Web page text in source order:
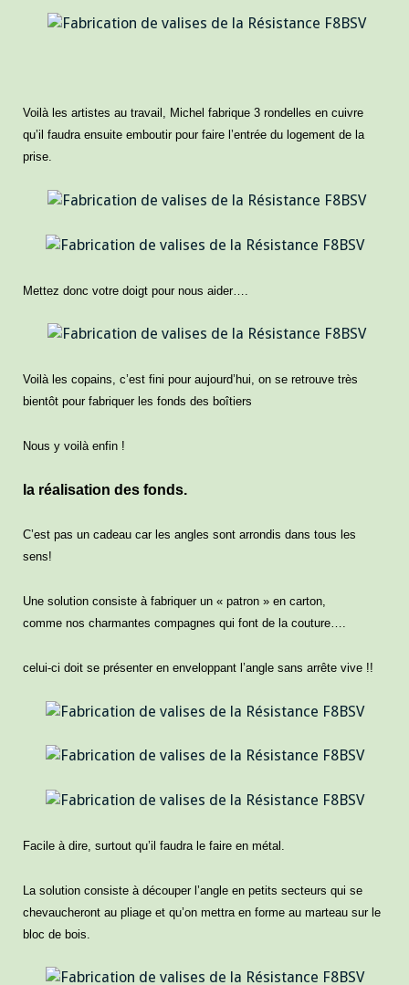
Voilà les artistes au travail, Michel fabrique 3 rondelles en cuivre
qu’il faudra ensuite emboutir pour faire l’entrée du logement de la
prise.
Mettez donc votre doigt pour nous aider….
Voilà les copains, c’est fini pour aujourd’hui, on se retrouve très
bientôt pour fabriquer les fonds des boîtiers
Nous y voilà enfin !
la réalisation des fonds.
C’est pas un cadeau car les angles sont arrondis dans tous les
sens!
Une solution consiste à fabriquer un « patron » en carton,
comme nos charmantes compagnes qui font de la couture….
celui-ci doit se présenter en enveloppant l’angle sans arrête vive !!
Facile à dire, surtout qu’il faudra le faire en métal.
La solution consiste à découper l’angle en petits secteurs qui se
chevaucheront au pliage et qu’on mettra en forme au marteau sur le
bloc de bois.